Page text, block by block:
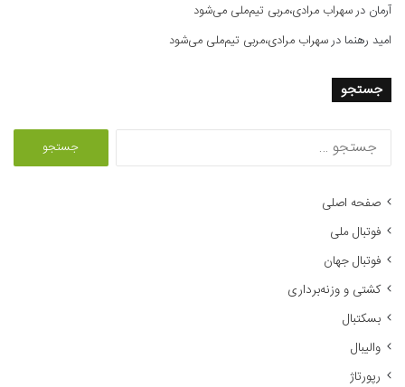
آرمان درسهراب مرادی،مربی تیم‌ملی می‌شود
امید رهنما درسهراب مرادی،مربی تیم‌ملی می‌شود
جستجو
صفحه اصلی
فوتبال ملی
فوتبال جهان
کشتی و وزنه‌برداری
بسکتبال
والیبال
رپورتاژ